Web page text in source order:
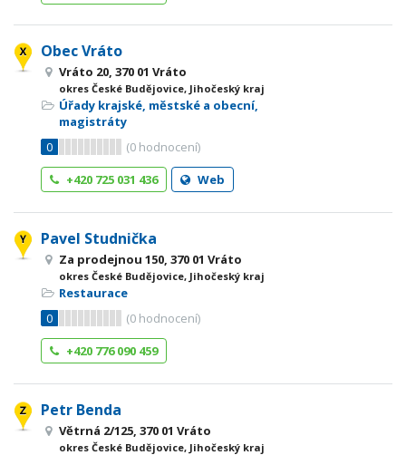
Obec Vráto
Vráto 20, 370 01 Vráto
okres České Budějovice, Jihočeský kraj
Úřady krajské, městské a obecní,
magistráty
0
(0 hodnocení)
+420 725 031 436
Web
Pavel Studnička
Za prodejnou 150, 370 01 Vráto
okres České Budějovice, Jihočeský kraj
Restaurace
0
(0 hodnocení)
+420 776 090 459
Petr Benda
Větrná 2/125, 370 01 Vráto
okres České Budějovice, Jihočeský kraj